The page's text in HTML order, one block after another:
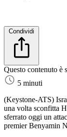
Condividi
Questo contenuto è
5 minuti
(Keystone-ATS)
una volta sconfitta
sferrato oggi un
premier Benyamin